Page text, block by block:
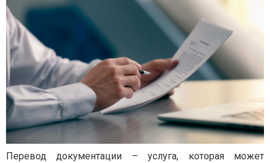
Перевод документации – услуга, которая может